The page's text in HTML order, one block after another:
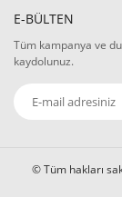
E-BÜLTEN
Tüm kampanya ve
kaydolunuz.
© Tüm hakları